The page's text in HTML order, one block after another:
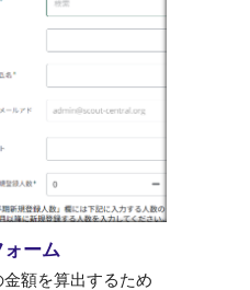
ーム
額を算出するため